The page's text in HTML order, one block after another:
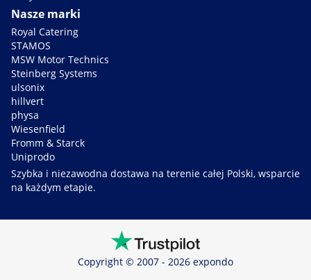
Nasze marki
Royal Catering
STAMOS
MSW Motor Technics
Steinberg Systems
ulsonix
hillvert
physa
Wiesenfield
Fromm & Starck
Uniprodo
Szybka i niezawodna dostawa na terenie całej Polski, wsparcie
na każdym etapie.
Copyright © 2007 - 2026 expondo